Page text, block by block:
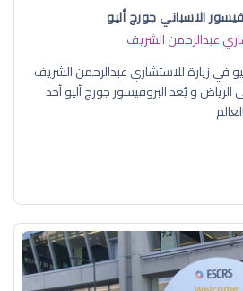
الاسباني جورج أليو
عبدالرحمن الشريف
في زيارة للاستشاري عبدالرحمن الشريف
الرياض و يُعد البروفيسور جورج أليو أحد